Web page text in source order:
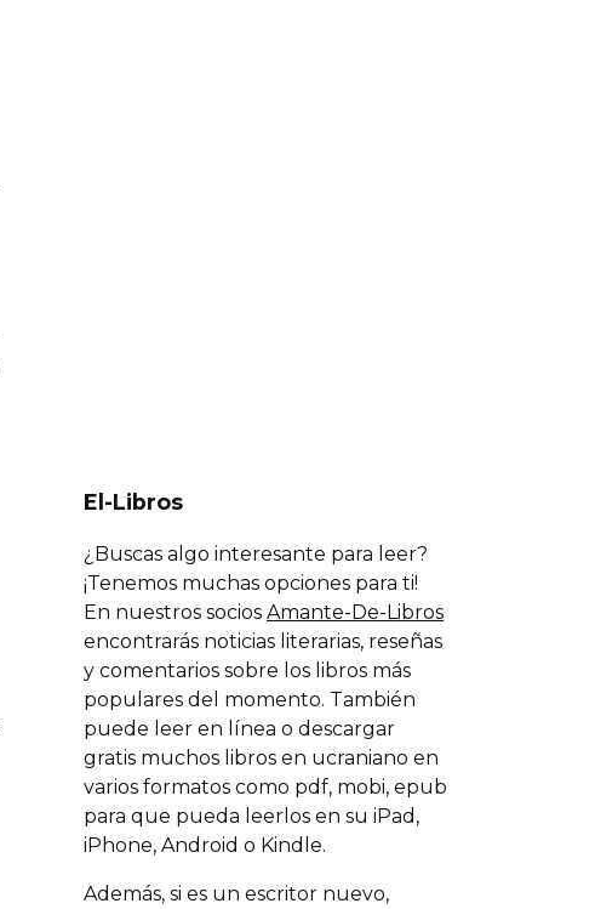
El-Libros
¿Buscas algo interesante para leer?
¡Tenemos muchas opciones para ti!
En nuestros socios Amante-De-Libros
encontrarás noticias literarias, reseñas
y comentarios sobre los libros más
populares del momento. También
puede leer en línea o descargar
gratis muchos libros en ucraniano en
varios formatos como pdf, mobi, epub
para que pueda leerlos en su iPad,
iPhone, Android o Kindle.
Además, si es un escritor nuevo,